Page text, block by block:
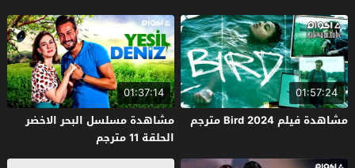
01:57:24
مشاهدة فيلم Bird 2024 مترجم
01:37:14
مشاهدة مسلسل البحر الاخضر
الحلقة 11 مترجم